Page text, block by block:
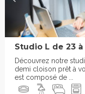
Studio L de 23
Découvrez notre
demi cloison prêt à
est composé de ...